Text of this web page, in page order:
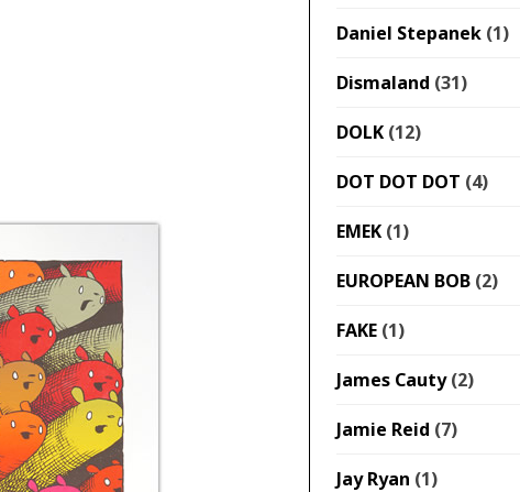
Daniel Stepanek (1)
Dismaland (31)
DOLK (12)
DOT DOT DOT (4)
EMEK (1)
EUROPEAN BOB (2)
FAKE (1)
James Cauty(2)
Jamie Reid (7)
Jay Ryan (1)